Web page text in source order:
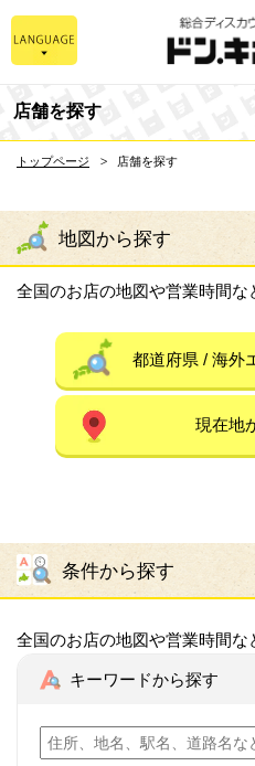
店舗を探す
トップページ 店舗を探す
地図から探す
全国のお店の地図や営業時間な
現在地
条件から探す
全国のお店の地図や営業時間な
キーワードから探す